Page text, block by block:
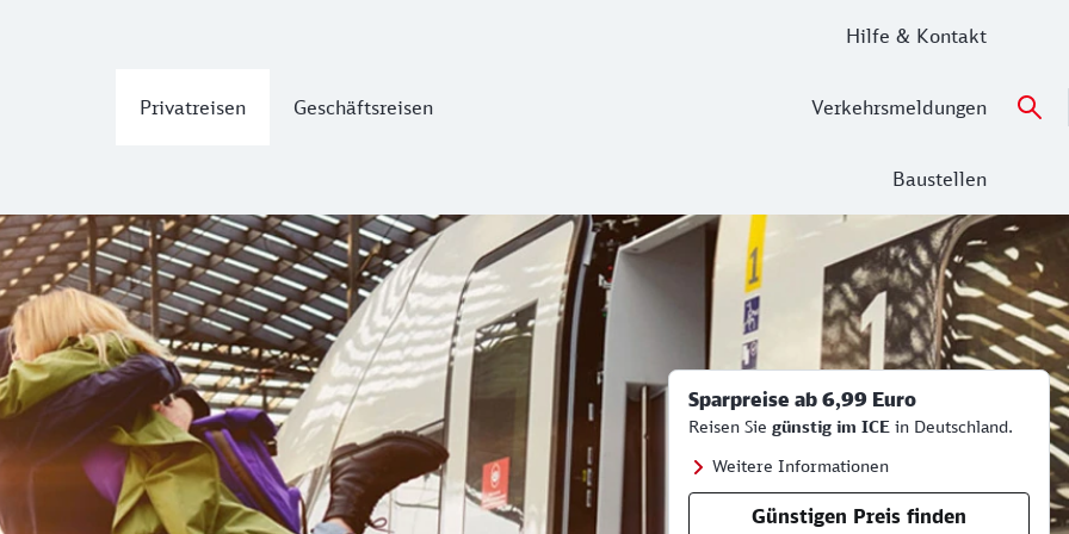
Privatreisen Geschäftsreisen
Hilfe & Kontakt
Verkehrsmeldungen
Baustellen
Sparpreise ab 6,99 Euro
Reisen Sie günstig im ICE in Deutschland.
Weitere Informationen
Günstigen Preis finden